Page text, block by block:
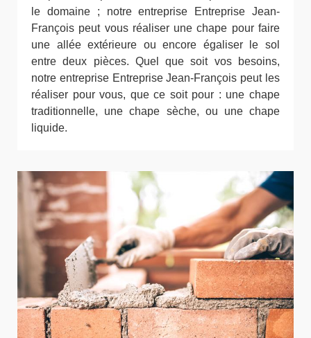
le domaine ; notre entreprise Entreprise Jean-
François peut vous réaliser une chape pour faire
une allée extérieure ou encore égaliser le sol
entre deux pièces. Quel que soit vos besoins,
notre entreprise Entreprise Jean-François peut les
réaliser pour vous, que ce soit pour : une chape
traditionnelle, une chape sèche, ou une chape
liquide.